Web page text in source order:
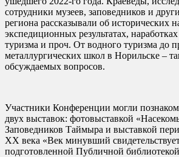
сотрудники музеев, заповедников и
региона рассказывали об исторических
экспедиционных результатах,
туризма и проч. От водного туризма до
металлургических школ в Норильске –
обсуждаемых вопросов.
Участники Конференции могли
двух выставок: фотовыставкой
Заповедников Таймыра и выставкой
ХХ века «Век минувший
подготовленной Публичной